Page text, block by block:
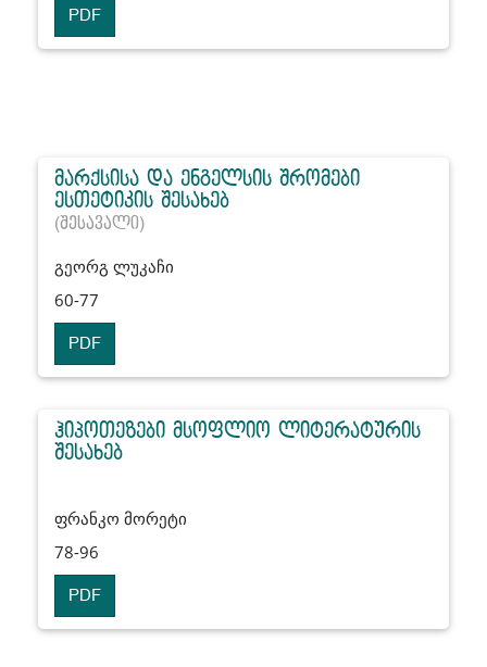
PDF
მარქსისა და ენგელსის შრომები
ესთეტიკის შესახებ
(შესავალი)
გეორგ ლუკაჩი
60-77
PDF
ჰიპოთეზები მსოფლიო ლიტერატურის
შესახებ
ფრანკო მორეტი
78-96
PDF